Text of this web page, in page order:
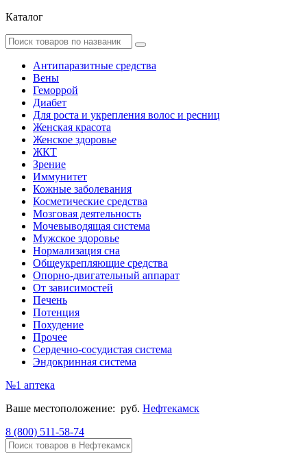
Каталог
Антипаразитные средства
Вены
Геморрой
Диабет
Для роста и укрепления волос и ресниц
Женская красота
Женское здоровье
ЖКТ
Зрение
Иммунитет
Кожные заболевания
Косметические средства
Мозговая деятельность
Мочевыводящая система
Мужское здоровье
Нормализация сна
Общеукрепляющие средства
Опорно-двигательный аппарат
От зависимостей
Печень
Потенция
Похудение
Прочее
Сердечно-сосудистая система
Эндокринная система
№1 аптека
Ваше местоположение: руб. Нефтекамск
8 (800) 511-58-74